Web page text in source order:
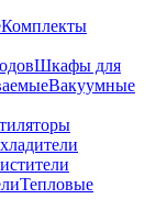
Комплекты
Шкафы для
Вакуумные
Тепловые